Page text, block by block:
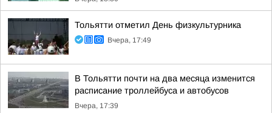
Тольятти отметил День физкультурника
Вчера, 17:49
В Тольятти почти на два месяца изменится
расписание троллейбуса и автобусов
Вчера, 17:39